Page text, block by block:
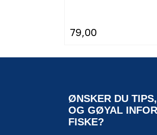
79,00
ØNSKER DU
OG GØYAL
FISKE?